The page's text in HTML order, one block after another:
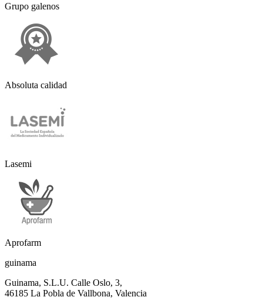
Grupo galenos
Absoluta calidad
Lasemi
Aprofarm
guinama
Guinama, S.L.U. Calle Oslo, 3,
46185 La Pobla de Vallbona, Valencia